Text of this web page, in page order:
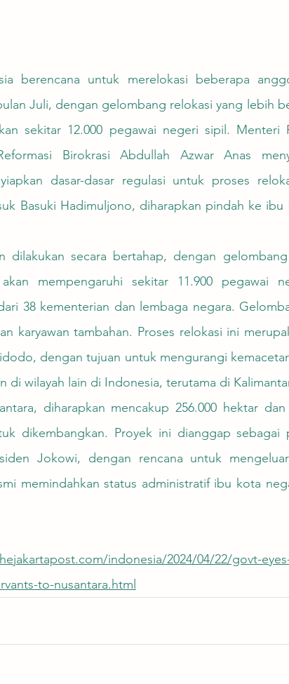
Juli, dengan gelombang relokasi yang lebih
sekitar 12.000 pegawai negeri sipil. Menteri
Birokrasi Abdullah Azwar Anas
dasar-dasar regulasi untuk proses
Basuki Hadimuljono, diharapkan pindah ke
mempengaruhi sekitar 11.900 pegawai
38 kementerian dan lembaga negara.
karyawan tambahan. Proses relokasi ini
dengan tujuan untuk mengurangi
di wilayah lain di Indonesia, terutama di
dikembangkan. Proyek ini dianggap sebagai
Jokowi, dengan rencana untuk
memindahkan status administratif ibu kota
indonesia/2024/04/22/govt-
to-nusantara.html